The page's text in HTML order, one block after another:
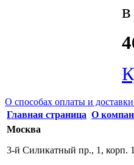
О способах оплаты и
Главная страница О
Москва
3-й Силикатный пр., 1, корп. 1